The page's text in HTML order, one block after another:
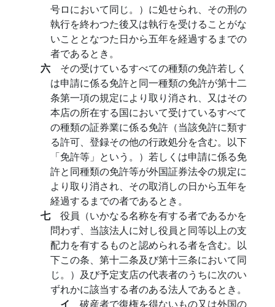
号ロにおいて同じ。）に処せられ、その刑の
執行を終わつた後又は執行を受けることがな
いこととなつた日から五年を経過するまでの
者であるとき。
六 その受けているすべての種類の免許若しく
は申請に係る免許と同一種類の免許が第十二
条第一項の規定により取り消され、又はその
本店の所在する国において受けているすべて
の種類の証券業に係る免許（当該免許に類す
る許可、登録その他の行政処分を含む。以下
「免許等」という。）若しくは申請に係る免
許と同種類の免許等が外国証券法令の規定に
より取り消され、その取消しの日から五年を
経過するまでの者であるとき。
七 役員（いかなる名称を有する者であるかを
問わず、当該法人に対し役員と同等以上の支
配力を有するものと認められる者を含む。以
下この条、第十二条及び第十三条において同
じ。）及び予定支店の代表者のうちに次のい
ずれかに該当する者のある法人であるとき。
イ 破産者で復権を得ないもの又は外国の